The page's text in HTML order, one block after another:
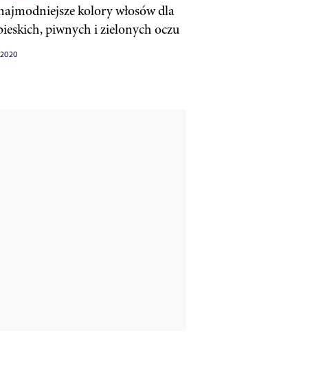
kolory włosów dla
piwnych i zielonych oczu